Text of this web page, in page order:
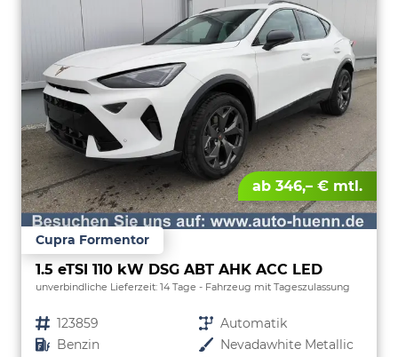
ab 346,– € mtl.
Cupra Formentor
1.5 eTSI 110 kW DSG ABT AHK ACC LED
unverbindliche Lieferzeit: 14 Tage Fahrzeug mit Tageszulassung
Fahrzeugnr. 123859 Getriebe Automatik
Kraftstoff Benzin Außenfarbe Nevadawhite Metallic